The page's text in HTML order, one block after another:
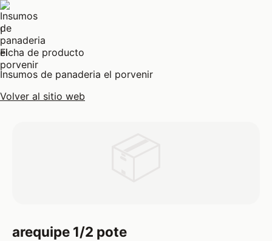
I
Ficha de producto
Insumos de panaderia el porvenir
Volver al sitio web
arequipe 1/2 pote